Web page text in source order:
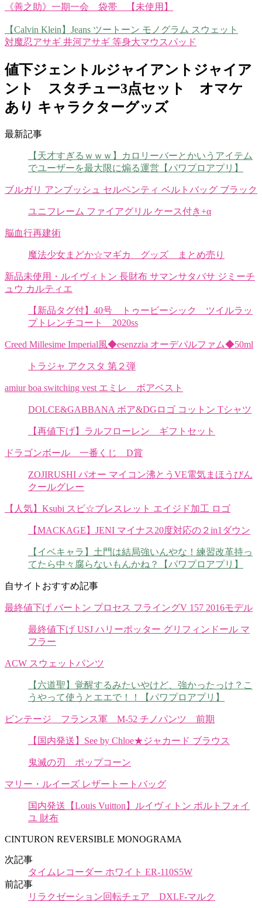
《善之助》一期一会 袋帯 【未使用】
【Calvin Klein】Jeans ツートーン モノグラム スウェット
対魔忍アサギ 井河アサギ 等身大マウスパッド
値下ジェントルジャイアントジャイア
ント スタチュー3点セット オマケ
あり キャラクターグッズ
最新記事
【天才すぎるｗｗｗ】カロリーバーとかいうアイテム
でユーザーを最大限に煽る運営【パワプロアプリ】
ブルガリ アンブッシュ セルペンティ ベルトバッグ ブラック
ユニフレーム ファイアグリル ケース付き+α
脳血行再建術
魔法少女まどか☆マギカ グッズ まとめ売り
新品未使用・ルイヴィトン 長財布 サマンサタバサ ジミーチ
ュウ カルティエ
【新品タグ付】40号 トゥービーシック ツイルラッ
プトレンチコート 2020ss
Creed Millesime Imperial風◆esenzzia オーデパルファム◆50ml
トラジャ アクスタ 第２弾
amiur boa switching vest エミレ ボアベスト
DOLCE&GABBANA ボア&DGロゴ コットン Tシャツ
【再値下げ】ラルフローレン ギフトセット
ドラゴンボール 一番くじ D賞
ZOJIRUSHI パオー マイコン沸とうVE電気まほうびん
クールグレー
【人気】Ksubi スビ☆ブレスレット エイジド加工 ロゴ
【MACKAGE】JENI マイナス20度対応の２in1ダウン
【イベキャラ】土門は結局強いんやな！練習改革持っ
てたら中々腐らないもんかね？【パワプロアプリ】
自サイトおすすめ記事
最終値下げ バートン プロセス フライングV 157 2016モデル
最終値下げ USJ ハリーポッター グリフィンドール マ
フラー
ACW スウェットパンツ
【六道聖】覚醒するみたいやけど、強かったっけ？こ
うやって使うとエエで！！【パワプロアプリ】
ビンテージ フランス軍 M-52 チノパンツ 前期
【国内発送】See by Chloe★ジャカード ブラウス
鬼滅の刃 ポップコーン
マリー・ルイーズ レザートートバッグ
国内発送【Louis Vuitton】ルイヴィトン ポルトフォイ
ユ 財布
CINTURON REVERSIBLE MONOGRAMA
次記事
タイムレコーダー ホワイト ER-110S5W
前記事
リラクゼーション回転チェア DXLF-マルク